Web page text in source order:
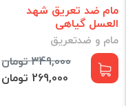
مام ضد تعریق شهد
العسل گیاهی
مام و ضدتعریق
349,000 تومان
269,000 تومان